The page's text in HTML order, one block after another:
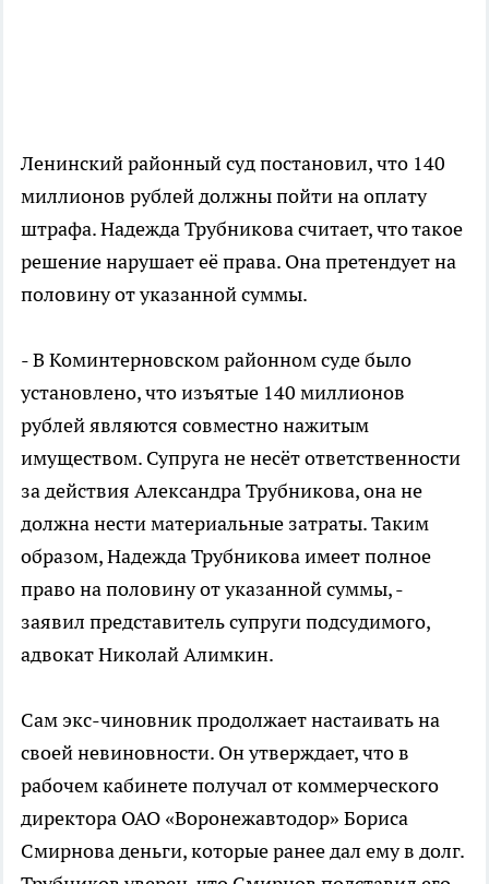
Ленинский районный суд постановил, что 140
миллионов рублей должны пойти на оплату
штрафа. Надежда Трубникова считает, что такое
решение нарушает её права. Она претендует на
половину от указанной суммы.
- В Коминтерновском районном суде было
установлено, что изъятые 140 миллионов
рублей являются совместно нажитым
имуществом. Супруга не несёт ответственности
за действия Александра Трубникова, она не
должна нести материальные затраты. Таким
образом, Надежда Трубникова имеет полное
право на половину от указанной суммы, -
заявил представитель супруги подсудимого,
адвокат Николай Алимкин.
Сам экс-чиновник продолжает настаивать на
своей невиновности. Он утверждает, что в
рабочем кабинете получал от коммерческого
директора ОАО «Воронежавтодор» Бориса
Смирнова деньги, которые ранее дал ему в долг.